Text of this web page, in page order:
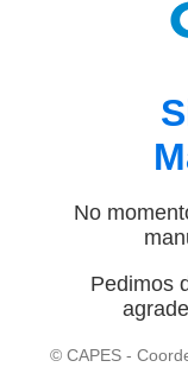
No
Pedimos
© CAPES -